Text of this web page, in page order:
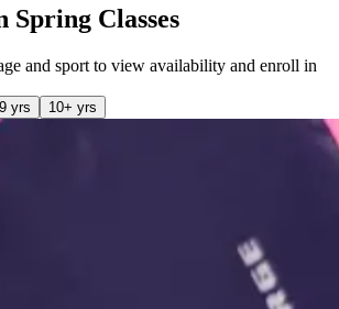
and sport to view availability and enroll in
10+ yrs​​​​‌ ‍ ​‍​‍‌‍ ‌ ​‍‌‍‍‌‌‍‌ ‌‍‍‌‌‍ ‍​‍​‍​ ‍‍​‍​‍‌ ​ ‌‍​‌‌‍ ‍‌‍‍‌‌ ‌​‌ ‍‌​‍ ‍‌‍‍‌‌‍ ​‍​‍​‍ ​​‍​‍‌‍‍​‌ ​‍‌‍‌‌‌‍‌‍​‍​‍​ ‍‍​‍​‍‌‍‍​‌ ‌​‌ ‌​‌ ​​‌ ​ ​ ‍‍​‍ ​‍ ‌‍​ ‌‍‍​‌‍‌‌‌‍ ​‌ ​ ‌‍‌‌‌‍​‌‌ ​​‌‍‍‌‌‍‌‌‌ ​‍‌ ​ ​‍ ‍‌ ​ ‌‍​‌‌‍ ‍‌‍‍‌‌ ‌​‌ ‍‌​‍ ‍‌ ​ ‌ ‌​‌ ‌‌‌‍‌​‌‍‍‌‌‍ ​‍ ‌‍‍‌‌‍ ‍‌ ‌​‌‍‌‌‌‍ ‍‌ ‌​​‍ ‌‍‌‌‌‍‌​‌‍‍‌‌ ‌​​‍ ‌‍ ‌‌‍ ‌‍‌​‌‍‌‌​ ‌‌ ​​‌ ​‍‌‍‌‌‌ ​ ‌‍‌‌‌‍ ‍‌ ‌​‌‍​‌‌ ‌​‌‍‍‌‌‍ ‌‍ ‍​ ‍ ‌‍‍‌‌‍‌​​ ‌​ ‍‌​ ‍‌​ ​​​ ‍‌‌‍‌‌​ ‌‌‌‍‌​​ ‌‌​‍ ‌‌‍‌‍​ ​‍‌‍​‌​ ‍‌​‍ ‌​ ‌​​ ‍​‌‍‌‍‌‍​ ​‍ ‌‌‍​‌​ ‌ ​ ‍​​ ‌‌​‍ ‌‌‍​‍​ ‌‌‌‍‌​​ ‌ ​ ‌ ​ ​‍​ ‌‌​ ‌‍​ ‍​​ ​‌​ ​‌‌‍​‍​ ‍ ‌ ‌​‌ ‍‌‌ ​​‌‍‌‌​ ‌‌ ‌‍‌‍‌‌‌‍ ‍‌ ‌‌‌‍‌‌‌‌​ ‌‍ ​‌ ‌‌‌‍‌ ‌‌​​‌‍​‌‌‍‌ ‌‍‌‌​ ‍ ‌ ​​‌‍​‌‌ ‌​‌‍‍​​ ‌‌ ​​‌‍​‌‌‍‌ ‌‍‌‌‌​​‍‌ ‌‌‌‍‍‌‌‍ ​‌‍‌​‌‍‌‌‌ ​‍​‍‌‌​ ‌‌‌​​‍‌‌ ‌‍‍ ‌‍‌‌‌ ‍‌​‍‌‌​ ​ ‌​‌​​‍‌‌​ ​ ‌​‌​​‍‌‌​ ​‍​ ​‍​ ​​​ ‌‌‌‍​ ​ ‍‌​ ‌ ​ ​​​ ‍‌​ ‌ ​ ‌‍​ ​‍​ ​‍​ ​‌​‍‌‌​ ​‍​ ​‍​‍‌‌​ ‌‌‌​‌​​‍ ‍‌ ‌​‌‍​‌‌‍​‍‌ ​ ​‍‌‌​ ‌‌‌​​‍‌‌ ‌‍‍ ‌‍‌‌‌ ‍‌​‍‌‌​ ​ ‌​‌​​‍‌‌​ ​ ‌​‌​​‍‌‌​ ​‍​ ​‍‌‍‌‌‌‍‌​​ ‌ ‌‍‌​​ ​ ‌‍​‍​ ​‍​ ​‌‌‍​‌‌‍‌​​ ‍‌​ ‌‌​‍‌‌​ ​‍​ ​‍​‍‌‌​ ‌‌‌​‌​​‍ ‍‌ ‌​‌‍‍‌‌ ‌​‌‍ ​‌‍‌‌​ ‌‍​‍‌‍​‌‌ ​ ‌‍‌‌‌‌‌‌‌ ​‍‌‍ ​​ ‌‌‍‍​‌ ‌​‌ ‌​‌ ​​‌ ​ ​‍‌‌​ ​ ‌​​‌​‍‌‌​ ​‍‌​‌‍​‍‌‌​ ​‍‌​‌‍‌‍​ ‌‍‍​‌‍‌‌‌‍ ​‌ ​ ‌‍‌‌‌‍​‌‌ ​​‌‍‍‌‌‍‌‌‌ ​‍‌ ​ ​‍ ‍‌ ​ ‌‍​‌‌‍ ‍‌‍‍‌‌ ‌​‌ ‍‌​‍ ‍‌ ​ ‌ ‌​‌ ‌‌‌‍‌​‌‍‍‌‌‍ ​‍‌‍‌‍‍‌‌‍‌​​ ‌​ ‍‌​ ‍‌​ ​​​ ‍‌‌‍‌‌​ ‌‌‌‍‌​​ ‌‌​‍ ‌‌‍‌‍​ ​‍‌‍​‌​ ‍‌​‍ ‌​ ‌​​ ‍​‌‍‌‍‌‍​ ​‍ ‌‌‍​‌​ ‌ ​ ‍​​ ‌‌​‍ ‌‌‍​‍​ ‌‌‌‍‌​​ ‌ ​ ‌ ​ ​‍​ ‌‌​ ‌‍​ ‍​​ ​‌​ ​‌‌‍​‍​‍‌‍‌ ‌​‌ ‍‌‌ ​​‌‍‌‌​ ‌‌ ‌‍‌‍‌‌‌‍ ‍‌ ‌‌‌‍‌‌‌‌​ ‌‍ ​‌ ‌‌‌‍‌ ‌‌​​‌‍​‌‌‍‌ ‌‍‌‌​‍‌‍‌ ​​‌‍​‌‌ ‌​‌‍‍​​ ‌‌ ​​‌‍​‌‌‍‌ ‌‍‌‌‌​​‍‌ ‌‌‌‍‍‌‌‍ ​‌‍‌​‌‍‌‌‌ ​‍​‍‌‌​ ‌‌‌​​‍‌‌ ‌‍‍ ‌‍‌‌‌ ‍‌​‍‌‌​ ​ ‌​‌​​‍‌‌​ ​ ‌​‌​​‍‌‌​ ​‍​ ​‍​ ​​​ ‌‌‌‍​ ​ ‍‌​ ‌ ​ ​​​ ‍‌​ ‌ ​ ‌‍​ ​‍​ ​‍​ ​‌​‍‌‌​ ​‍​ ​‍​‍‌‌​ ‌‌‌​‌​​‍ ‍‌ ‌​‌‍​‌‌‍​‍‌ ​ ​‍‌‌​ ‌‌‌​​‍‌‌ ‌‍‍ ‌‍‌‌‌ ‍‌​‍‌‌​ ​ ‌​‌​​‍‌‌​ ​ ‌​‌​​‍‌‌​ ​‍​ ​‍‌‍‌‌‌‍‌​​ ‌ ‌‍‌​​ ​ ‌‍​‍​ ​‍​ ​‌‌‍​‌‌‍‌​​ ‍‌​ ‌‌​‍‌‌​ ​‍​ ​‍​‍‌‌​ ‌‌‌​‌​​‍ ‍‌ ‌​‌‍‍‌‌ ‌​‌‍ ​‌‍‌‌​‍‌‍‌ ​​‌‍‌‌‌ ​‍‌ ​ ‌ ​​‌‍‌‌‌‍​ ‌ ‌​‌‍‍‌‌ ‌‍‌‍‌‌​ ‌‌ ​​‌ ‌‌‌‍​‍‌‍ ​‌‍‍‌‌ ​ ‌‍‍​‌‍‌‌‌‍‌​​‍​‍‌ ‌